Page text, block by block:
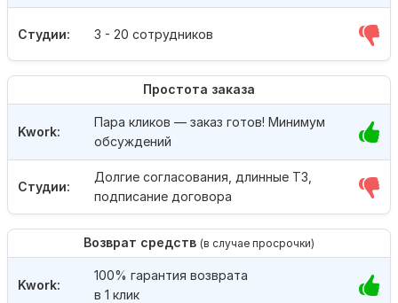
Студии: 3 - 20 сотрудников
Простота заказа
Студии:
Долгие согласования, длинные ТЗ,
подписание договора
Kwork:
Пара кликов — заказ готов! Минимум
обсуждений
Возврат средств (в случае просрочки)
Kwork:
100% гарантия возврата
в 1 клик